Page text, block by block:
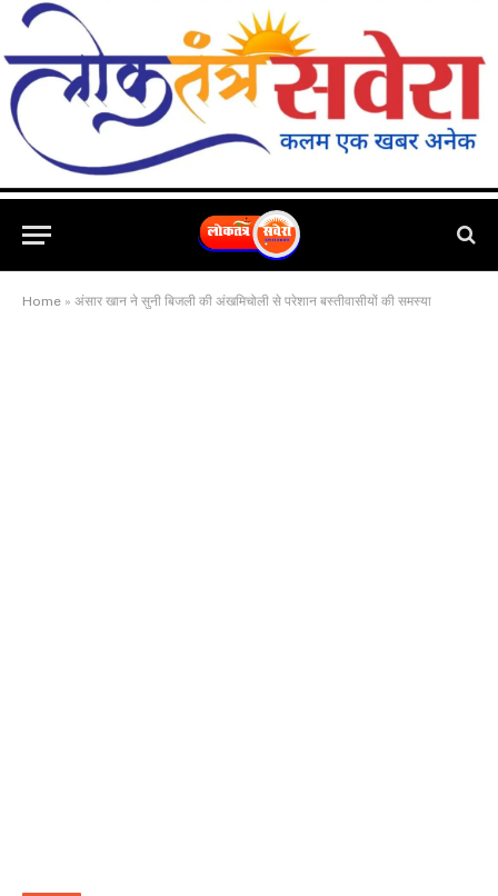
Home » अंसार खान ने सुनी बिजली की अंखमिचोली से परेशान बस्तीवासीयों की समस्या